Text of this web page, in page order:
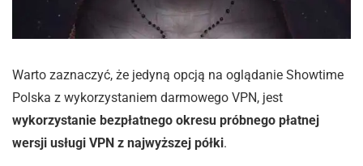
Warto zaznaczyć, że jedyną opcją na oglądanie Showtime
Polska z wykorzystaniem darmowego VPN, jest
wykorzystanie bezpłatnego okresu próbnego płatnej
wersji usługi VPN z najwyższej półki.